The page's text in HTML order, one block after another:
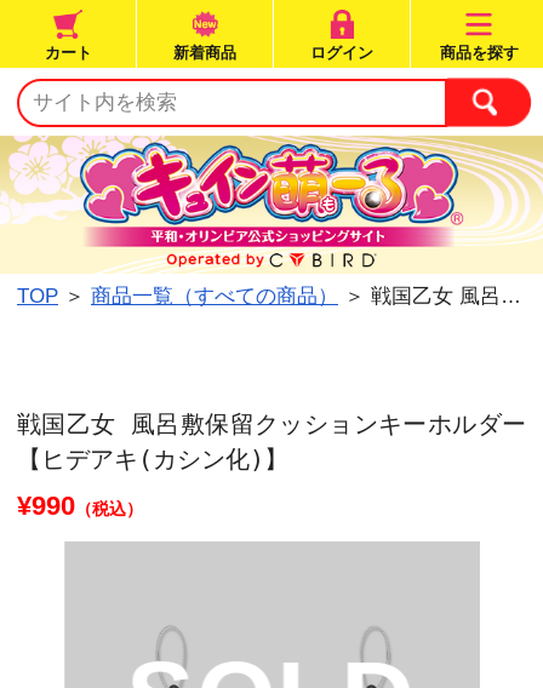
カート 新着商品 ログイン
TOP＞ 商品一覧（すべての商品）＞ 戦国乙女 風
【ヒデアキ(カシン化)】